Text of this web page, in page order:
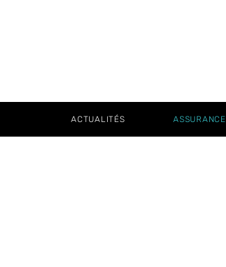
ACTUALITÉS ASSURANCE